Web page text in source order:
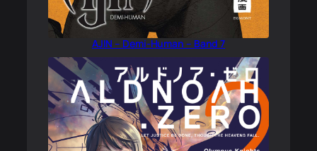
AJIN – Demi-Human – Band 7